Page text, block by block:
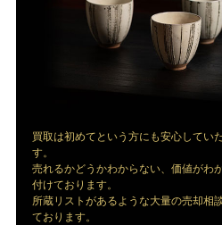
買取は初めてという方にも安心してい
す。
売れるかどうかわからない、価値がわ
付けております。
所蔵リストがあるような大量の売却相
ております。